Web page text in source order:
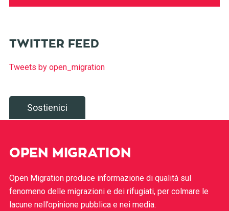
TWITTER FEED
Tweets by open_migration
Sostienici
OPEN MIGRATION
Open Migration produce informazione di qualità sul
fenomeno delle migrazioni e dei rifugiati, per colmare le
lacune nell’opinione pubblica e nei media.